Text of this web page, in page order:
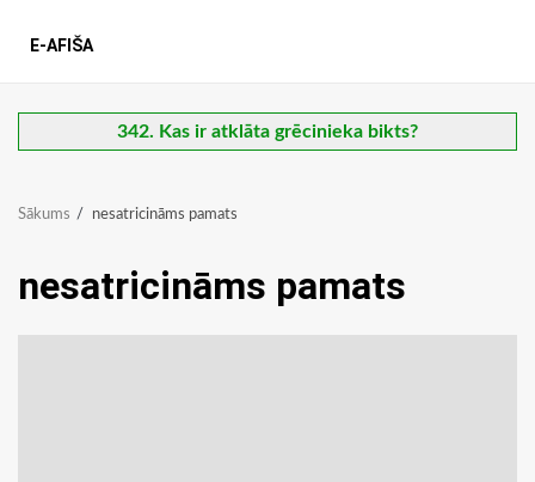
E-AFIŠA
342. Kas ir atklāta grēcinieka bikts?
Sākums nesatricināms pamats
nesatricināms pamats